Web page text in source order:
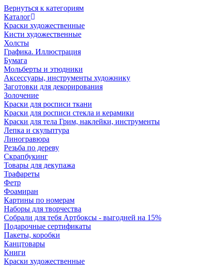
Вернуться к категориям
Каталог
Краски художественные
Кисти художественные
Холсты
Графика. Иллюстрация
Бумага
Мольберты и этюдники
Аксессуары, инструменты художнику
Заготовки для декорирования
Золочение
Краски для росписи ткани
Краски для росписи стекла и керамики
Краски для тела Грим, наклейки, инструменты
Лепка и скульптура
Линогравюра
Резьба по дереву
Скрапбукинг
Товары для декупажа
Трафареты
Фетр
Фоамиран
Картины по номерам
Наборы для творчества
Собрали для тебя Артбоксы - выгодней на 15%
Подарочные сертификаты
Пакеты, коробки
Канцтовары
Книги
Краски художественные